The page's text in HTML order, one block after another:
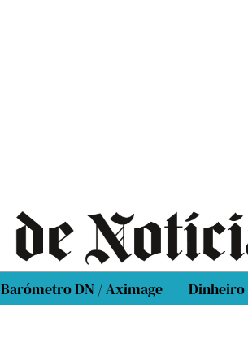
Barómetro DN / Aximage Dinheiro